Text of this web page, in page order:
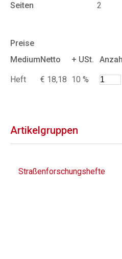
Seiten
2
Preise
MediumNetto + USt.
Heft € 18,18 10 %
Artikelgruppen
Straßenforschungshefte